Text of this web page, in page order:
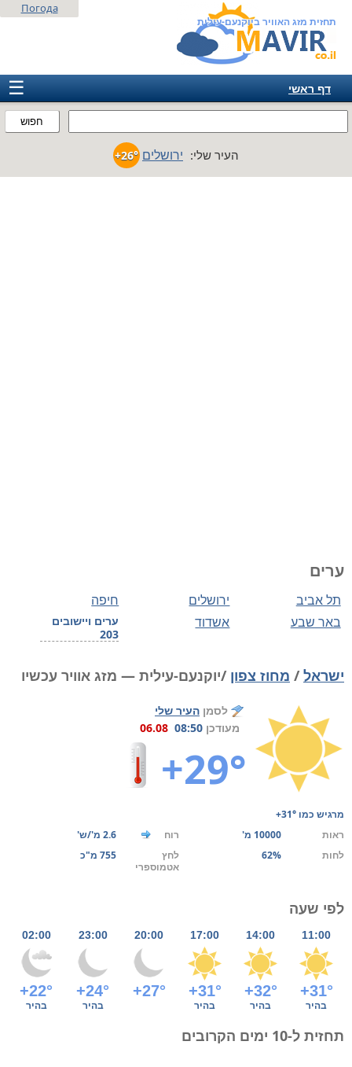
תחזית מזג האוויר ביוקנעם-עילית
חפוש
Погода
☰
דף ראשי
אמריקה
העיר שלי: ירושלים +26°
ערים
חיפה ירושלים תל אביב
ערים ויישובים
203
אשדוד באר שבע
ישראל/ מחוז צפון /יוקנעם-עילית — מזג אוויר עכשיו
לסמן העיר שלי
מעודכן 08:50
06.08
+29°
מרגיש כמו +31°
ראות
10000 מ' רוח
2.6 מ'/ש'
לחות
62%
לחץ
אטמוספרי
755 מ"כ
לפי שעה
11:00
14:00
17:00
20:00
23:00
02:00
+31°
+32°
+31°
+27°
+24°
+22°
בהיר בהיר בהיר בהיר בהיר
תחזית ל-10 ימים הקרובים